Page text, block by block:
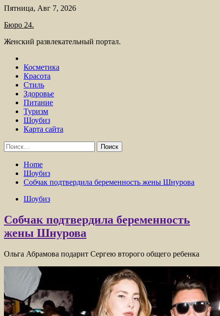
Skip
content
Пятница, Авг 7, 2026
Бюро 24.
Женский развлекательный портал.
Косметика
Красота
Стиль
Здоровье
Питание
Туризм
Шоубиз
Карта сайта
Найти:
Home
Шоубиз
Собчак подтвердила беременность жены Шнурова
Шоубиз
Собчак подтвердила беременность
жены Шнурова
Ольга Абрамова подарит Сергею второго общего ребенка